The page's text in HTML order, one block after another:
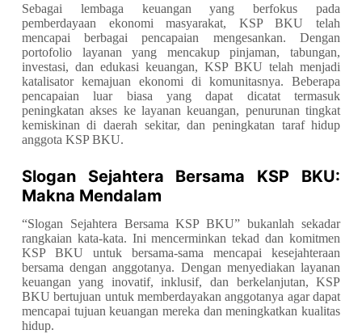
Sebagai lembaga keuangan yang berfokus pada
pemberdayaan ekonomi masyarakat, KSP BKU telah
mencapai berbagai pencapaian mengesankan. Dengan
portofolio layanan yang mencakup pinjaman, tabungan,
investasi, dan edukasi keuangan, KSP BKU telah menjadi
katalisator kemajuan ekonomi di komunitasnya. Beberapa
pencapaian luar biasa yang dapat dicatat termasuk
peningkatan akses ke layanan keuangan, penurunan tingkat
kemiskinan di daerah sekitar, dan peningkatan taraf hidup
anggota KSP BKU.
Slogan Sejahtera Bersama KSP BKU:
Makna Mendalam
“Slogan Sejahtera Bersama KSP BKU” bukanlah sekadar
rangkaian kata-kata. Ini mencerminkan tekad dan komitmen
KSP BKU untuk bersama-sama mencapai kesejahteraan
bersama dengan anggotanya. Dengan menyediakan layanan
keuangan yang inovatif, inklusif, dan berkelanjutan, KSP
BKU bertujuan untuk memberdayakan anggotanya agar dapat
mencapai tujuan keuangan mereka dan meningkatkan kualitas
hidup.